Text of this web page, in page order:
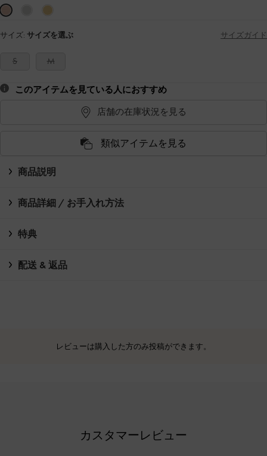
サイズ: サイズを選ぶ サイズガイド
S M
このアイテムを見ている人におすすめ
店舗の在庫状況を見る
類似アイテムを見る
商品説明
商品詳細 / お手入れ方法
特典
配送 & 返品
レビューは購入した方のみ投稿ができます。
カスタマーレビュー